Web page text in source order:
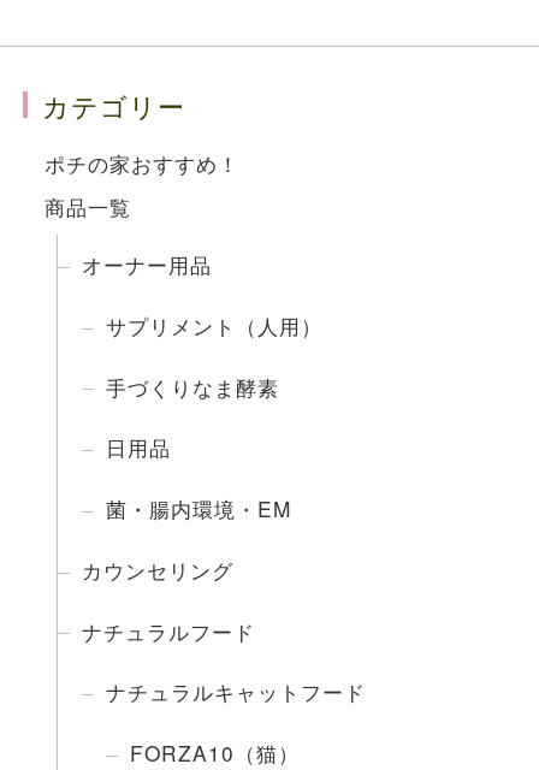
カテゴリー
ポチの家おすすめ！
商品一覧
オーナー用品
サプリメント（人用）
手づくりなま酵素
日用品
菌・腸内環境・EM
カウンセリング
ナチュラルフード
ナチュラルキャットフード
FORZA10（猫）